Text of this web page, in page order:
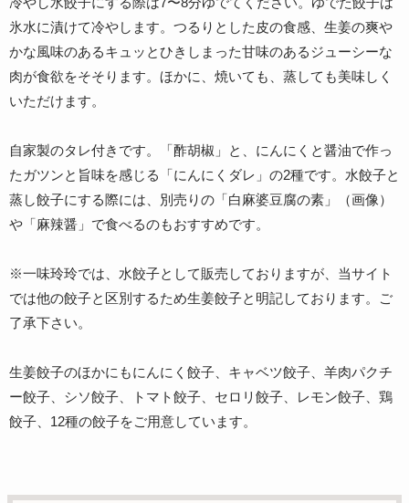
氷水に漬けて冷やします。つるりとした皮の食感、生姜の爽や
かな風味のあるキュッとひきしまった甘味のあるジューシーな
肉が食欲をそそります。ほかに、焼いても、蒸しても美味しく
いただけます。
自家製のタレ付きです。「酢胡椒」と、にんにくと醤油で作っ
たガツンと旨味を感じる「にんにくダレ」の2種です。水餃子と
蒸し餃子にする際には、別売りの「白麻婆豆腐の素」（画像）
や「麻辣醤」で食べるのもおすすめです。
※一味玲玲では、水餃子として販売しておりますが、当サイト
では他の餃子と区別するため生姜餃子と明記しております。ご
了承下さい。
生姜餃子のほかにもにんにく餃子、キャベツ餃子、羊肉パクチ
ー餃子、シソ餃子、トマト餃子、セロリ餃子、レモン餃子、鶏
餃子、12種の餃子をご用意しています。